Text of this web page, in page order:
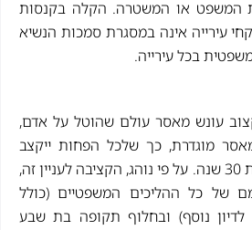
המשפט או המשטרה. הקלה בקנסות
עירייה אינה במסגרת סמכות הנשיא
בכל עירייה.
עונש מאסר עולם שהוטל על אדם,
מוגדרת, כך שלכל הפחות ייקצב
עונש מאסרו לתקופה בת 30 שנה. על פי נוהג, הקציבה לעניין זה,
של כל ההליכים המשפטיים (כולל
נוסף) ובחלוף תקופה בת שבע